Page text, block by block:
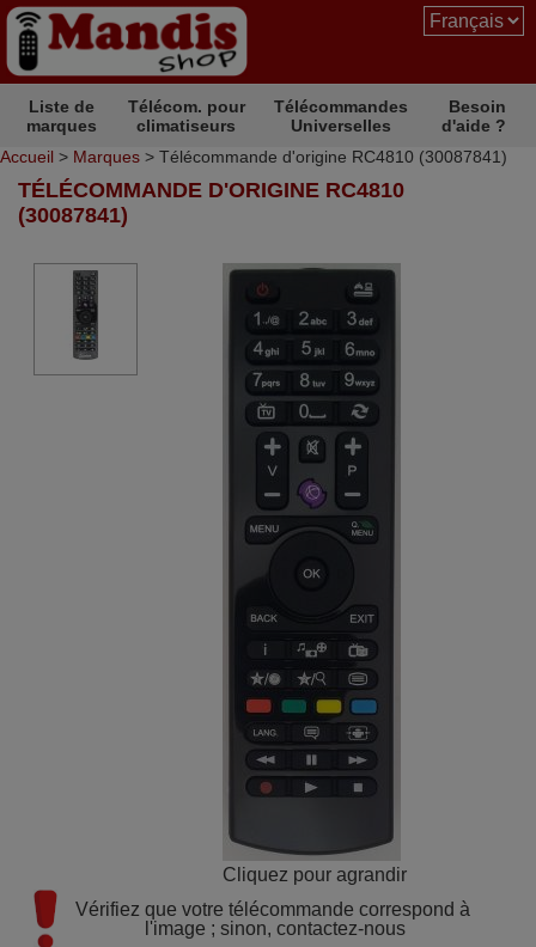
Liste de
marques
Télécom. pour
climatiseurs
Télécommandes
Universelles
Besoin
d'aide ?
Accueil > Marques > Télécommande d'origine RC4810 (30087841)
TÉLÉCOMMANDE D'ORIGINE RC4810
(30087841)
Cliquez pour agrandir
Vérifiez que votre télécommande correspond à
l'image ; sinon, contactez-nous